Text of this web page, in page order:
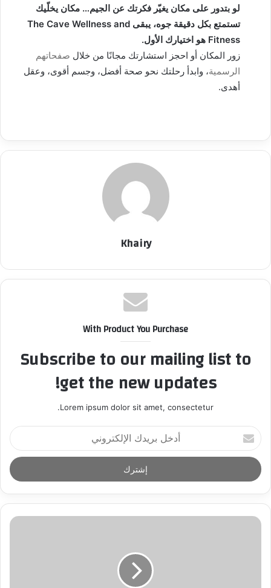
لو بتدور على مكان يغيّر فكرتك عن الجيم… مكان يخلّيك
تستمتع بكل دقيقة جوه، يبقى The Cave Wellness and
Fitness هو اختيارك الأول.
زور المكان أو احجز استشارتك مجانًا من خلال صفحاتهم
الرسمية، وابدأ رحلتك نحو صحة أفضل، وجسم أقوى، وعقل
أهدى.
Khairy
With Product You Purchase
Subscribe to our mailing list to
get the new updates!
Lorem ipsum dolor sit amet, consectetur.
أ
د
خ
ل
ر
د